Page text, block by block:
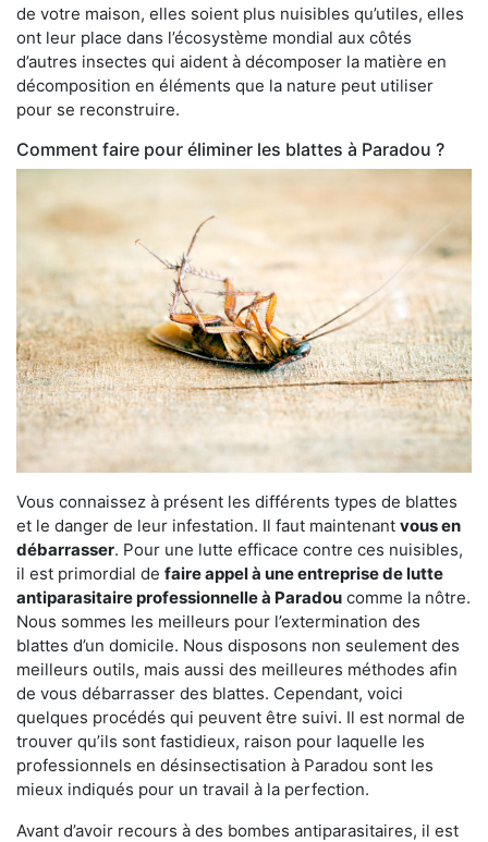
de votre maison, elles soient plus nuisibles qu’utiles, elles
ont leur place dans l’écosystème mondial aux côtés
d’autres insectes qui aident à décomposer la matière en
décomposition en éléments que la nature peut utiliser
pour se reconstruire.
Comment faire pour éliminer les blattes à Paradou ?
Vous connaissez à présent les différents types de blattes
et le danger de leur infestation. Il faut maintenant vous en
débarrasser. Pour une lutte efficace contre ces nuisibles,
il est primordial de faire appel à une entreprise de lutte
antiparasitaire professionnelle à Paradou comme la nôtre.
Nous sommes les meilleurs pour l’extermination des
blattes d’un domicile. Nous disposons non seulement des
meilleurs outils, mais aussi des meilleures méthodes afin
de vous débarrasser des blattes. Cependant, voici
quelques procédés qui peuvent être suivi. Il est normal de
trouver qu’ils sont fastidieux, raison pour laquelle les
professionnels en désinsectisation à Paradou sont les
mieux indiqués pour un travail à la perfection.
Avant d’avoir recours à des bombes antiparasitaires, il est